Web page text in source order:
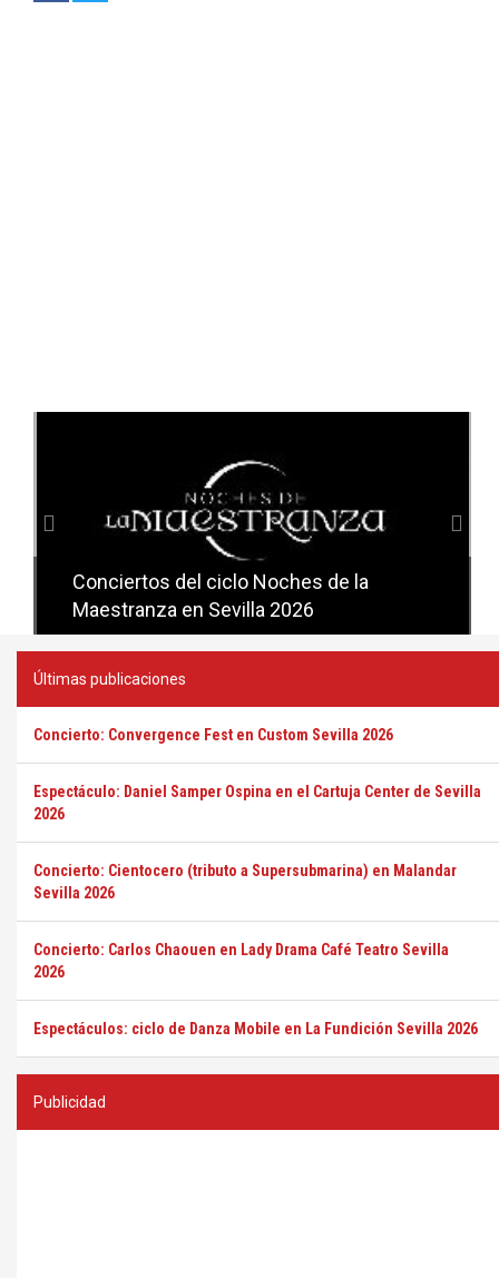
Conciertos del ciclo Noches de la
Maestranza en Sevilla 2026
Conciertos del ciclo Candlelight en
Sevilla
Últimas publicaciones
Concierto: Convergence Fest en Custom Sevilla 2026
Espectáculo: Daniel Samper Ospina en el Cartuja Center de Sevilla
2026
Concierto: Cientocero (tributo a Supersubmarina) en Malandar
Sevilla 2026
Concierto: Carlos Chaouen en Lady Drama Café Teatro Sevilla
2026
Espectáculos: ciclo de Danza Mobile en La Fundición Sevilla 2026
Publicidad